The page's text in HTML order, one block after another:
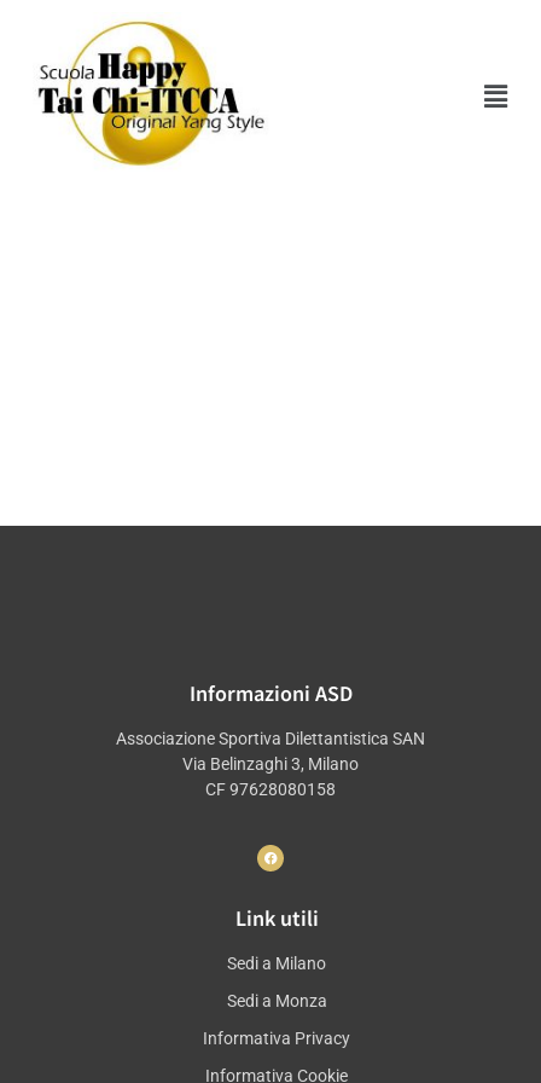
Tai-Chi-Real-7-White
Informazioni ASD
Associazione Sportiva Dilettantistica SAN
Via Belinzaghi 3, Milano
CF 97628080158
Link utili
Sedi a Milano
Sedi a Monza
Informativa Privacy
Informativa Cookie